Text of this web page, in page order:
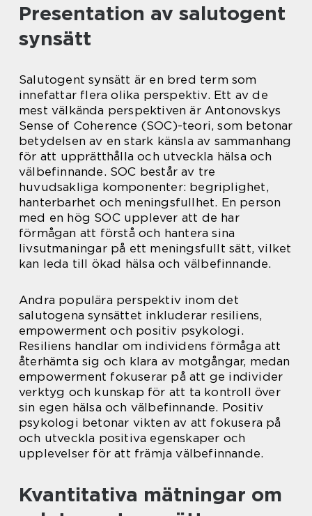
Presentation av salutogent
synsätt
Salutogent synsätt är en bred term som
innefattar flera olika perspektiv. Ett av de
mest välkända perspektiven är Antonovskys
Sense of Coherence (SOC)-teori, som betonar
betydelsen av en stark känsla av sammanhang
för att upprätthålla och utveckla hälsa och
välbefinnande. SOC består av tre
huvudsakliga komponenter: begriplighet,
hanterbarhet och meningsfullhet. En person
med en hög SOC upplever att de har
förmågan att förstå och hantera sina
livsutmaningar på ett meningsfullt sätt, vilket
kan leda till ökad hälsa och välbefinnande.
Andra populära perspektiv inom det
salutogena synsättet inkluderar resiliens,
empowerment och positiv psykologi.
Resiliens handlar om individens förmåga att
återhämta sig och klara av motgångar, medan
empowerment fokuserar på att ge individer
verktyg och kunskap för att ta kontroll över
sin egen hälsa och välbefinnande. Positiv
psykologi betonar vikten av att fokusera på
och utveckla positiva egenskaper och
upplevelser för att främja välbefinnande.
Kvantitativa mätningar om